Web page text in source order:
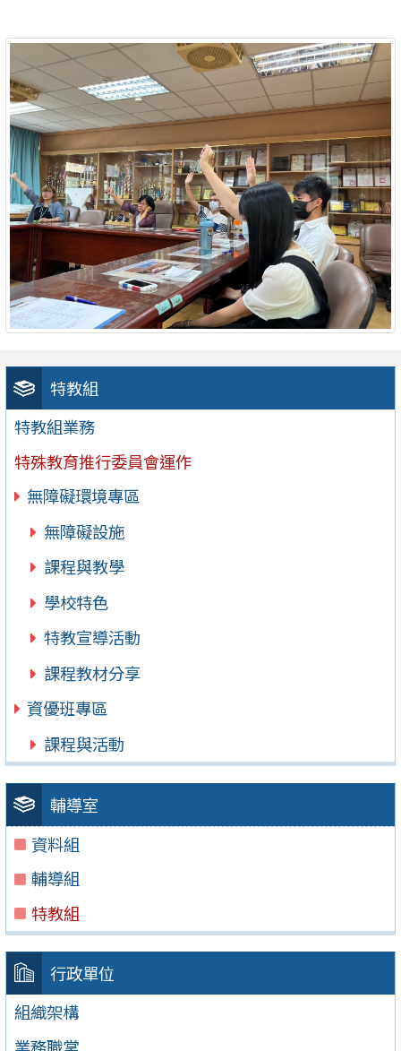
特教組
特教組業務
特殊教育推行委員會運作
無障礙環境專區
無障礙設施
課程與教學
學校特色
特教宣導活動
課程教材分享
資優班專區
課程與活動
輔導室
資料組
輔導組
特教組
行政單位
組織架構
業務職掌